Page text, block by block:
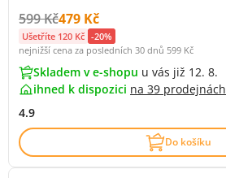
Původní cena s DPH:
599 KčCena s DPH:
479 Kč
Ušetříte 120 Kč -20%
nejnižší cena za posledních 30 dnů 599 Kč
Skladem v e-shopu u vás již 12. 8.
ihned k dispozici na 39 prodejnách
4.9
Do košíku